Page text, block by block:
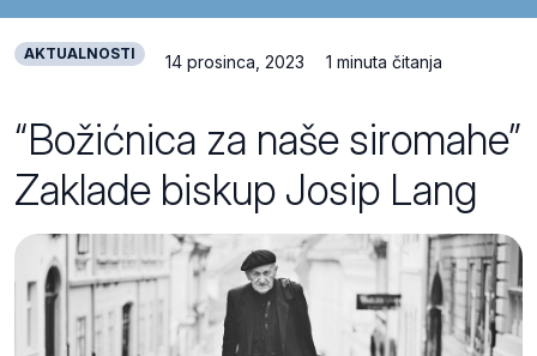
AKTUALNOSTI 14 prosinca, 2023 1 minuta čitanja
“Božićnica za naše siromahe”
Zaklade biskup Josip Lang